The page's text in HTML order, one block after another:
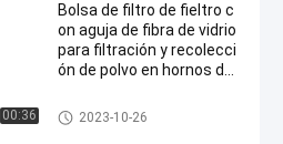
00:36
Bolsa de filtro de fieltro c
on aguja de fibra de vidrio
para filtración y recolecci
ón de polvo en hornos de
bolsas de filtro de fibra de vidri
o
2023-10-26